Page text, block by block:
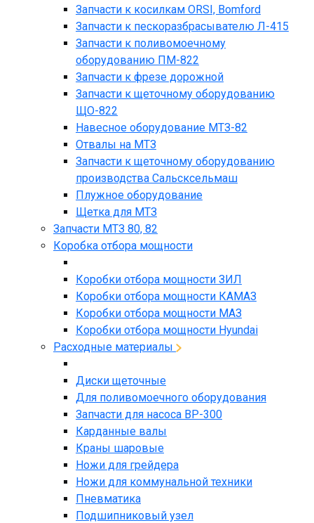
Запчасти к косилкам ORSI, Bomford
Запчасти к пескоразбрасывателю Л-415
Запчасти к поливомоечному
оборудованию ПМ-822
Запчасти к фрезе дорожной
Запчасти к щеточному оборудованию
ЩО-822
Навесное оборудование МТЗ-82
Отвалы на МТЗ
Запчасти к щеточному оборудованию
производства Сальсксельмаш
Плужное оборудование
Щетка для МТЗ
Запчасти МТЗ 80, 82
Коробка отбора мощности
Коробки отбора мощности ЗИЛ
Коробки отбора мощности КАМАЗ
Коробки отбора мощности МАЗ
Коробки отбора мощности Hyundai
Расходные материалы
Диски щеточные
Для поливомоечного оборудования
Запчасти для насоса BP-300
Карданные валы
Краны шаровые
Ножи для грейдера
Ножи для коммунальной техники
Пневматика
Подшипниковый узел